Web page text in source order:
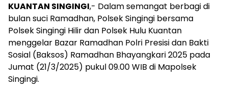
KUANTAN SINGINGI,- Dalam semangat berbagi di
bulan suci Ramadhan, Polsek Singingi bersama
Polsek Singingi Hilir dan Polsek Hulu Kuantan
menggelar Bazar Ramadhan Polri Presisi dan Bakti
Sosial (Baksos) Ramadhan Bhayangkari 2025 pada
Jumat (21/3/2025) pukul 09.00 WIB di Mapolsek
Singingi.